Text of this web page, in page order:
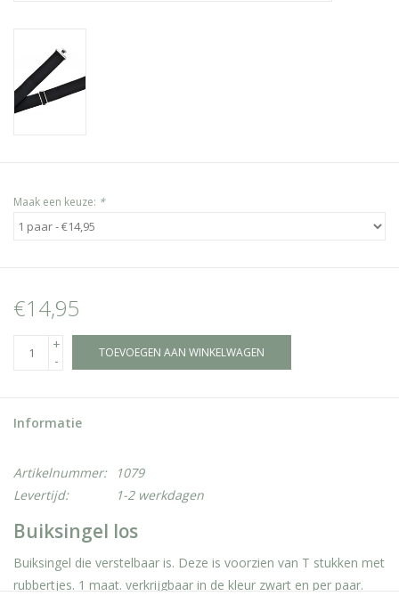
Maak een keuze: *
€14,95
+
-
TOEVOEGEN AAN WINKELWAGEN
Informatie
Artikelnummer:
1079
Levertijd:
1-2 werkdagen
Buiksingel los
Buiksingel die verstelbaar is. Deze is voorzien van T stukken met
rubbertjes. 1 maat. verkrijgbaar in de kleur zwart en per paar.